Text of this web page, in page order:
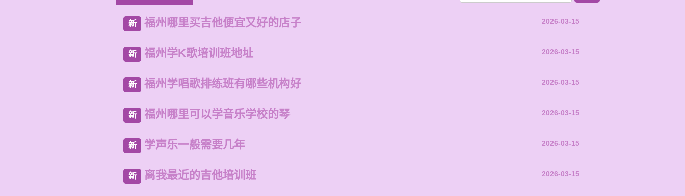
新 福州哪里买吉他便宜又好的店子 2026-03-15
新 福州学K歌培训班地址 2026-03-15
新 福州学唱歌排练班有哪些机构好 2026-03-15
新 福州哪里可以学音乐学校的琴 2026-03-15
新 学声乐一般需要几年 2026-03-15
新 离我最近的吉他培训班 2026-03-15